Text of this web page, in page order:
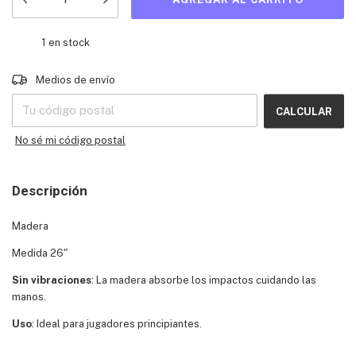
1 en stock
Entregas para el CP:
Medios de envío
CALCULAR
No sé mi código postal
Descripción
Madera
Medida 26"
Sin vibraciones: La madera absorbe los impactos cuidando las
manos.
Uso: Ideal para jugadores principiantes.